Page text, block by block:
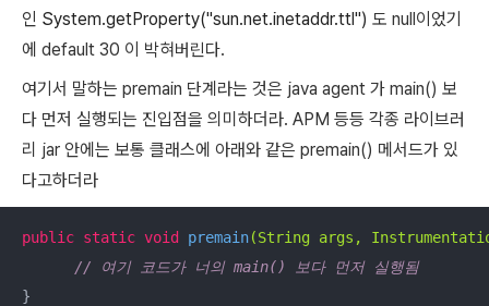
인 System.getProperty("sun.net.inetaddr.ttl") 도 null이었기
에 default 30 이 박혀버린다.
여기서 말하는 premain 단계라는 것은 java agent 가 main() 보
다 먼저 실행되는 진입점을 의미하더라. APM 등등 각종 라이브러
리 jar 안에는 보통 클래스에 아래와 같은 premain() 메서드가 있
다고하더라
public static void premain(String args,
// 여기 코드가 너의 main() 보다 먼저 실행됨
}